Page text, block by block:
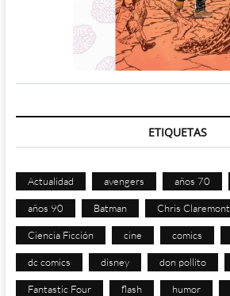
ETIQUETAS
Actualidad avengers años 70
años 90 Batman Chris Claremont
Ciencia Ficción cine comics
dc comics disney don pollito
Fantastic Four flash humor